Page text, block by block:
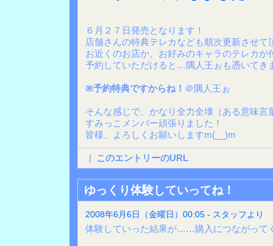
６月２７日発売となります！
店舗さんの特典テレカなども順次更新させて
お近くのお店か、お好みのキャラのテレカが
予約していただけると…隅人王ぉも憑いてき
※予約特典ですからね！ ＠隅人王ぉ
そんな感じで、かなり全力全壊（ある意味言
すみっこメンバー頑張りました！
皆様、よろしくお願いしますm(__)m
| このエントリーのURL
ゆっくり体験していってね！
2008年6月6日（金曜日）00:05 - スタッフより
体験していった結果が……購入につながって